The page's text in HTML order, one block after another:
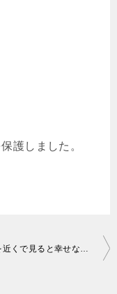
護しました。
猫の顔を近くで見ると幸せな気持ちになります